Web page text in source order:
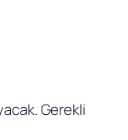
Gerekli